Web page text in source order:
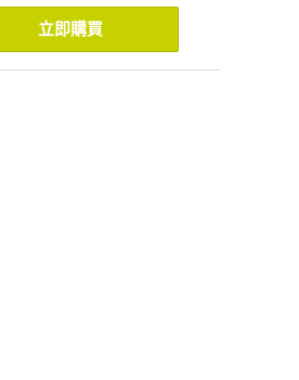
立即購買